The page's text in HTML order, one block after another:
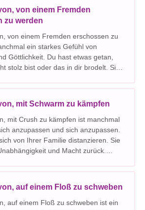
von einem Fremden
zu werden
von einem Fremden erschossen zu
ein starkes Gefühl von
Göttlichkeit. Du hast etwas getan,
stolz bist oder das in dir brodelt. Sie
Ihr Traum ist ein Zeichen für Ihren
mit Schwarm zu kämpfen
mit Crush zu kämpfen ist manchmal
anzupassen und sich anzupassen.
von Ihrer Familie distanzieren. Sie
und Macht zurück.
ist an der Zeit, Ihre Energien sinnvoll
auf einem Floß zu schweben
auf einem Floß zu schweben ist ein